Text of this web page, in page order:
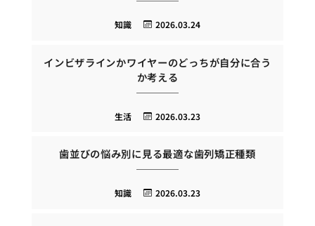
2026.03.24
知識
インビザラインかワイヤーのどっちが自分に合う
か考える
2026.03.23
生活
歯並びの悩み別に見る最適な歯列矯正種類
2026.03.23
知識